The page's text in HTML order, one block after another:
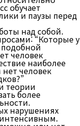
обучает
и паузы перед
над собой.
“Которые у
человек
наиболее
человек
теории
более
нарушениях